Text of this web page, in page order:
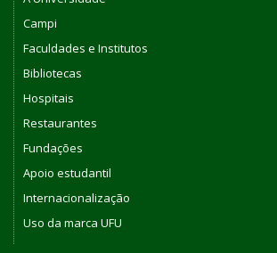
Campi
Faculdades e Institutos
Bibliotecas
Hospitais
Restaurantes
Fundações
Apoio estudantil
Internacionalização
Uso da marca UFU